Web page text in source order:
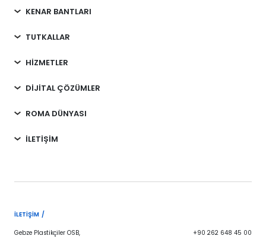
KENAR BANTLARI
TUTKALLAR
HİZMETLER
DİJİTAL ÇÖZÜMLER
ROMA DÜNYASI
İLETİŞİM
İLETIŞIM /
Gebze Plastikçiler OSB,
+90 262 648 45 00